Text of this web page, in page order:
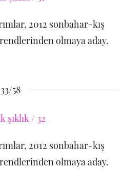
2012 sonbahar-kış
olmaya aday.
33/58
2012 sonbahar-kış
olmaya aday.